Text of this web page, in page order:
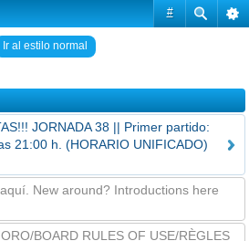
#
Ir al estilo normal
JORNADA 38 || Primer partido:
21:00 h. (HORARIO UNIFICADO)
New around? Introductions here
BOARD RULES OF USE/RÈGLES